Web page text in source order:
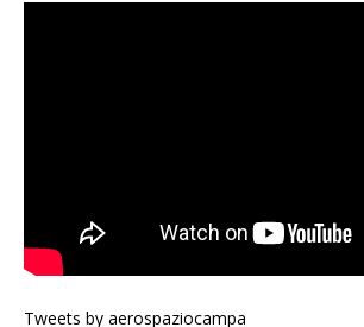
Tweets by aerospaziocampa